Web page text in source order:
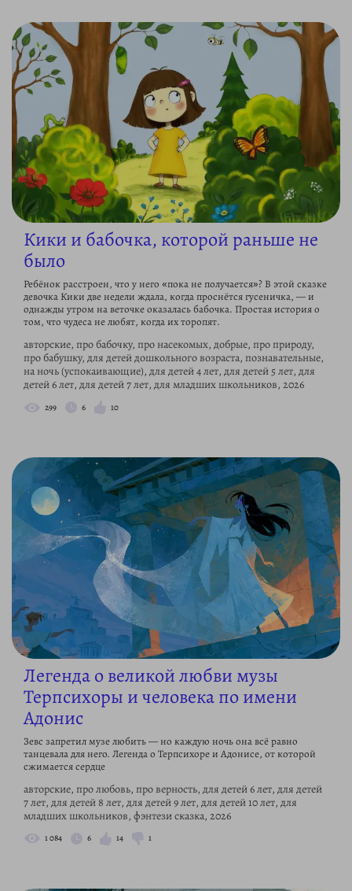
Кики и бабочка, которой раньше не
было
Ребёнок расстроен, что у него «пока не получается»? В этой сказке
девочка Кики две недели ждала, когда проснётся гусеничка, — и
однажды утром на веточке оказалась бабочка. Простая история о
том, что чудеса не любят, когда их торопят.
авторские, про бабочку, про насекомых, добрые, про природу,
про бабушку, для детей дошкольного возраста, познавательные,
на ночь (успокаивающие), для детей 4 лет, для детей 5 лет, для
детей 6 лет, для детей 7 лет, для младших школьников, 2026
299 6 10
Легенда о великой любви музы
Терпсихоры и человека по имени
Адонис
Зевс запретил музе любить — но каждую ночь она всё равно
танцевала для него. Легенда о Терпсихоре и Адонисе, от которой
сжимается сердце
авторские, про любовь, про верность, для детей 6 лет, для детей
7 лет, для детей 8 лет, для детей 9 лет, для детей 10 лет, для
младших школьников, фэнтези сказка, 2026
1 084 6 14 1